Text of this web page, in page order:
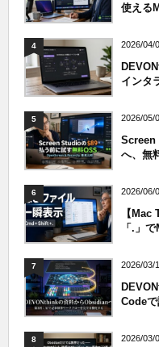
使える
4 2026/04/
インタ
5 2026/05/
Screen
へ、無
6 2026/06/
【
「.」
7 2026/03/
Code
8 2026/03/